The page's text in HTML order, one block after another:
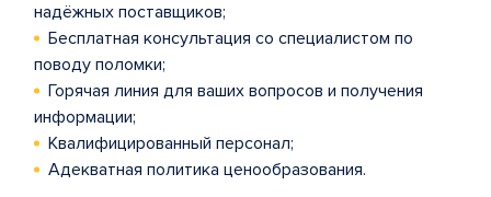
надёжных поставщиков;
Бесплатная консультация со специалистом по
поводу поломки;
Горячая линия для ваших вопросов и получения
информации;
Квалифицированный персонал;
Адекватная политика ценообразования.